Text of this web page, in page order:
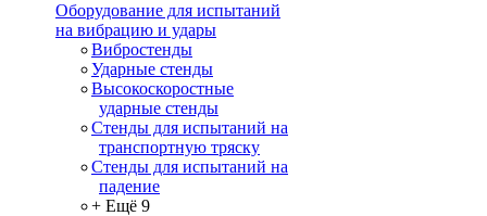
Оборудование для испытаний
на вибрацию и удары
Вибростенды
Ударные стенды
Высокоскоростные
ударные стенды
Стенды для испытаний на
транспортную тряску
Стенды для испытаний на
падение
+ Ещё 9